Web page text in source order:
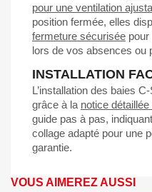
pour une ventilation
position fermée, elles
fermeture sécurisée pour
lors de vos absences ou
INSTALLATION
L’installation des baies
grâce à la notice détaillée
guide pas à pas,
collage adapté pour une
garantie.
VOUS AIMEREZ AUSSI